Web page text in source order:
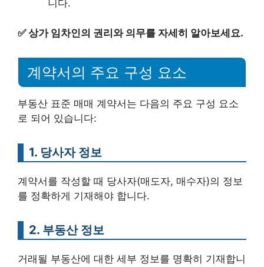
니다.
✅상가 임차인의 권리와 의무를 자세히 알아보세요.
계약서의 주요 구성 요소
부동산 표준 매매 계약서는 다음의 주요 구성 요소
로 되어 있습니다:
1. 당사자 정보
계약서를 작성할 때 당사자(매도자, 매수자)의 정보
를 정확하게 기재해야 합니다.
2. 부동산 정보
거래될 부동산에 대한 세부 정보를 명확히 기재합니